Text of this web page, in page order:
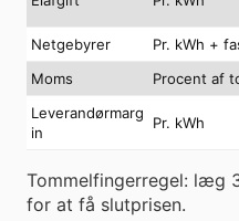
Netgebyrer
Pr. kWh +
Moms
Procent af
Leverandørmarg
in
Pr. kWh
Tommelfingerregel: læg
for at få slutprisen.